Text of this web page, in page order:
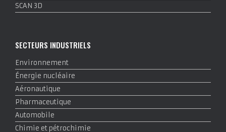
SCAN 3D
SECTEURS INDUSTRIELS
Environnement
Énergie nucléaire
Aéronautique
Pharmaceutique
Automobile
Chimie et pétrochimie